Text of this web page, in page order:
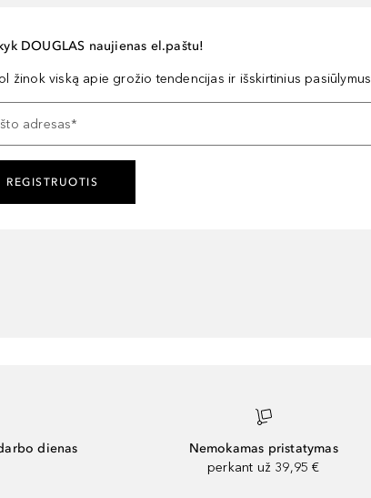
DOUGLAS naujienas el.paštu!
žinok viską apie grožio tendencijas ir išskirtinius pasiūlymus
adresas*
REGISTRUOTIS
dienas
Nemokamas pristatymas
perkant už 39,95 €